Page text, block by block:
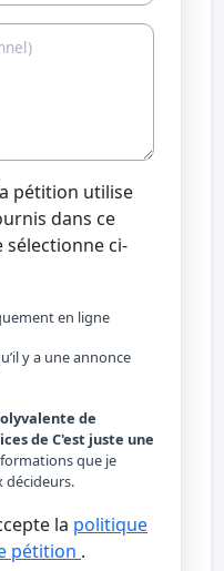
pétition utilise
dans ce
ci-
en ligne
y a une annonce
de
de C'est juste une
que je
décideurs.
la politique
pétition .